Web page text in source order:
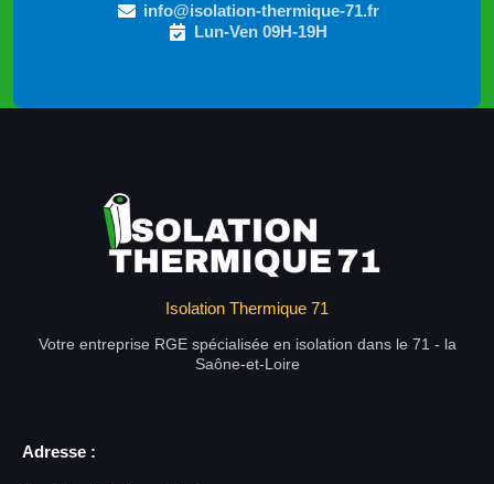
info@isolation-thermique-71.fr
Lun-Ven 09H-19H
Isolation Thermique 71
Votre entreprise RGE spécialisée en isolation dans le 71 - la
Saône-et-Loire
Adresse :